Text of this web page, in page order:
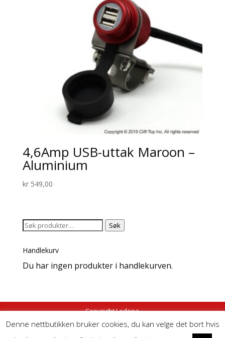
4,6Amp USB-uttak Maroon –
Aluminium
kr549,00
Søk
Søk
Handlekurv
Du har ingen produkter i handlekurven.
Copyright Ledena
Denne nettbutikken bruker cookies, du kan velge det bort hvis